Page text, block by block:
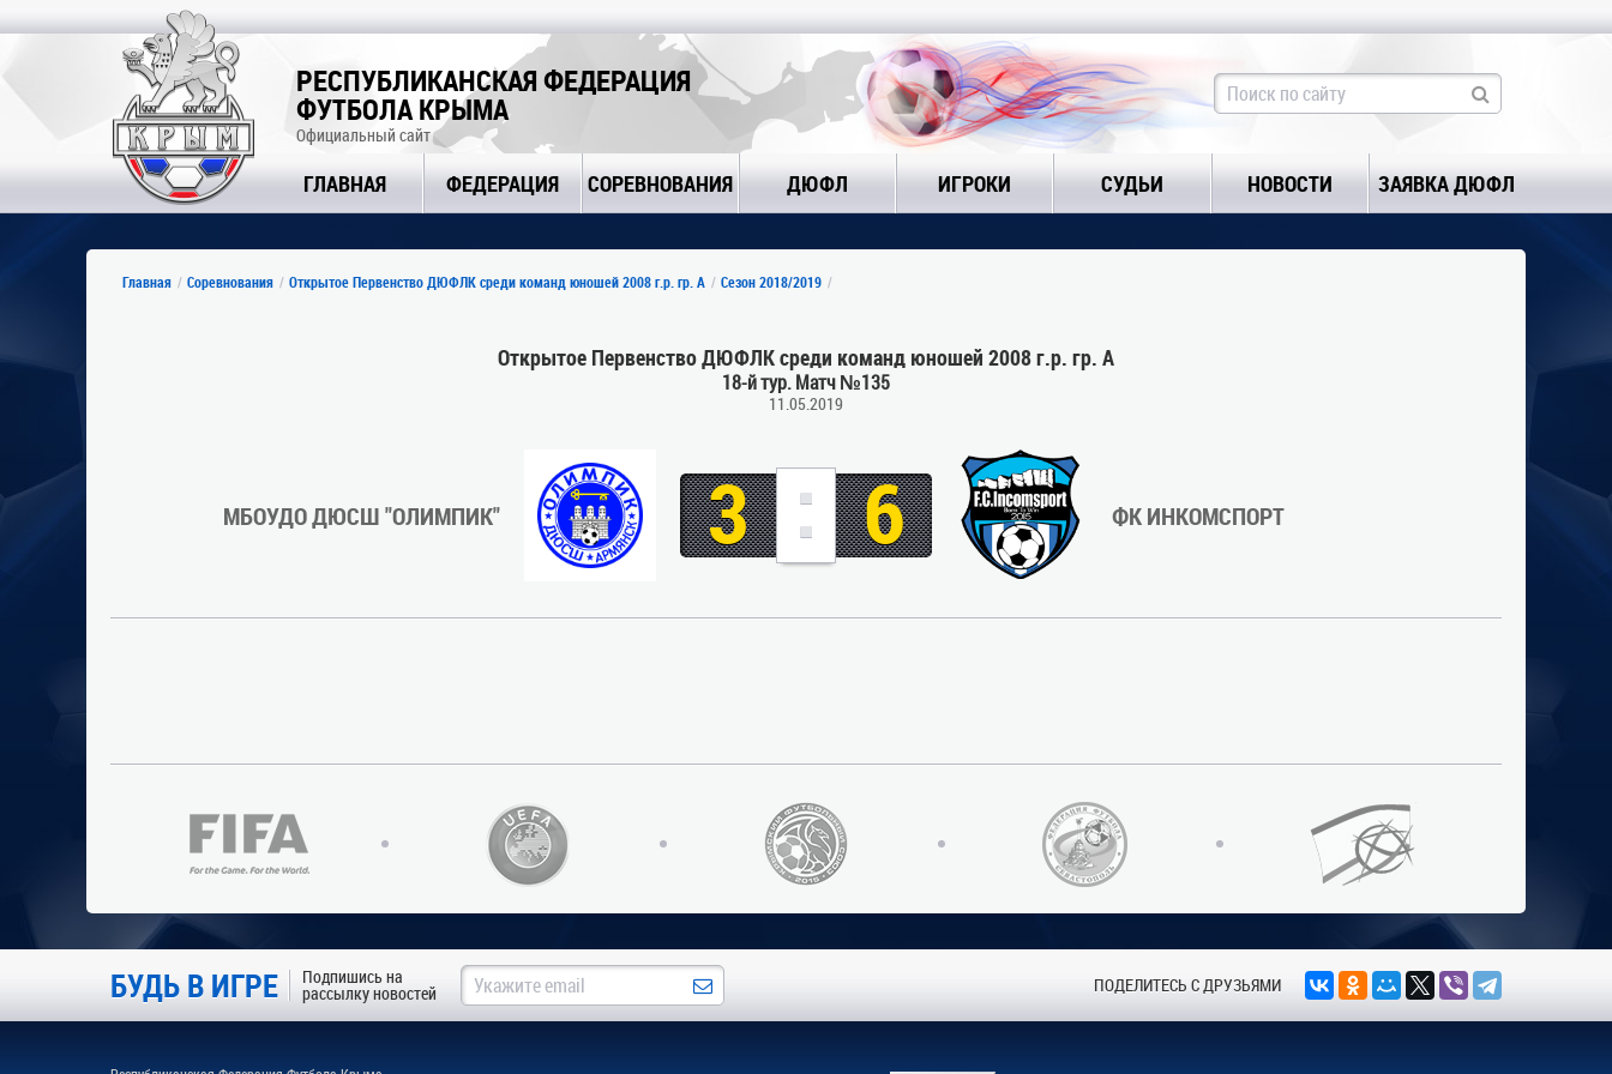
РЕСПУБЛИКАНСКАЯ ФЕДЕРАЦИЯ
ФУТБОЛА КРЫМА
Официальный сайт
ГЛАВНАЯ ФЕДЕРАЦИЯ СОРЕВНОВАНИЯ ДЮФЛ ИГРОКИ СУДЬИ НОВОСТИ ЗАЯВКА ДЮФЛ
Главная Соревнования Открытое Первенство ДЮФЛК среди команд юношей 2008 г.р. гр. А Сезон 2018/2019
Открытое Первенство ДЮФЛК среди команд юношей 2008 г.р. гр. А
18-й тур. Матч №135
11.05.2019
МБОУДО ДЮСШ "ОЛИМПИК" 3 : 6 ФК ИНКОМСПОРТ
БУДЬ В ИГРЕ Подпишись на
рассылку новостей ПОДЕЛИТЕСЬ С ДРУЗЬЯМИ